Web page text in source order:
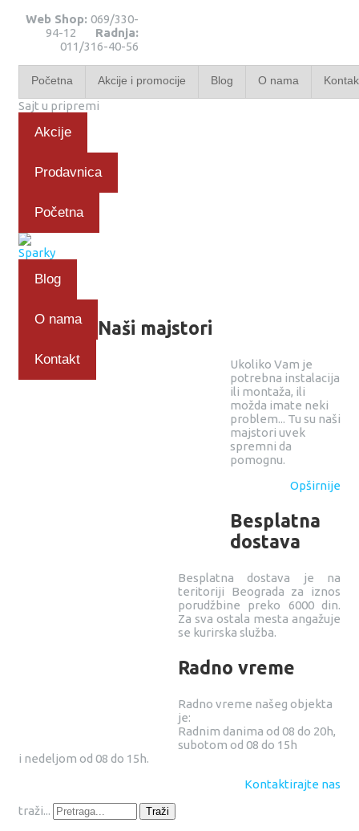
Web Shop: 069/330-
94-12 Radnja:
011/316-40-56
Početna Akcije i promocije Blog O nama
Sajt u pripremi
Akcije
Prodavnica
Početna
Blog
O nama
Kontakt
Naši majstori
Ukoliko Vam je
potrebna instalacija
ili montaža, ili
možda imate neki
problem... Tu su naši
majstori uvek
spremni da
pomognu.
Opširnije
Besplatna
dostava
Besplatna dostava je na
teritoriji Beograda za iznos
porudžbine preko 6000 din.
Za sva ostala mesta angažuje
se kurirska služba.
Radno vreme
Radno vreme našeg objekta
je:
Radnim danima od 08 do 20h,
subotom od 08 do 15h
i nedeljom od 08 do 15h.
Kontaktirajte nas
traži...
Traži